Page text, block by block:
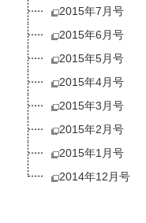
2015年7月号
2015年6月号
2015年5月号
2015年4月号
2015年3月号
2015年2月号
2015年1月号
2014年12月号